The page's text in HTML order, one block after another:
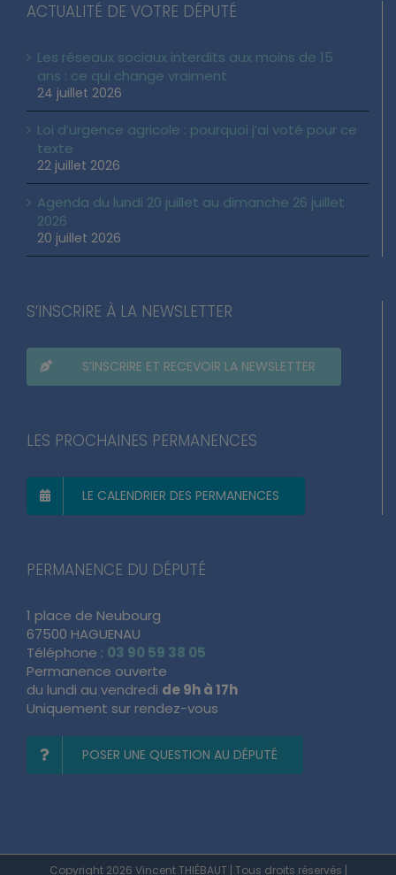
ACTUALITÉ DE VOTRE DÉPUTÉ
Les réseaux sociaux interdits aux moins de 15
ans : ce qui change vraiment
24 juillet 2026
Loi d’urgence agricole : pourquoi j’ai voté pour ce
texte
22 juillet 2026
Agenda du lundi 20 juillet au dimanche 26 juillet
2026
20 juillet 2026
S’INSCRIRE À LA NEWSLETTER
S’INSCRIRE ET RECEVOIR LA NEWSLETTER
LES PROCHAINES PERMANENCES
LE CALENDRIER DES PERMANENCES
PERMANENCE DU DÉPUTÉ
1 place de Neubourg
67500 HAGUENAU
Téléphone : 03 90 59 38 05
Permanence ouverte
du lundi au vendredi de 9h à 17h
Uniquement sur rendez-vous
POSER UNE QUESTION AU DÉPUTÉ
Copyright 2026 Vincent THIÉBAUT | Tous droits réservés |